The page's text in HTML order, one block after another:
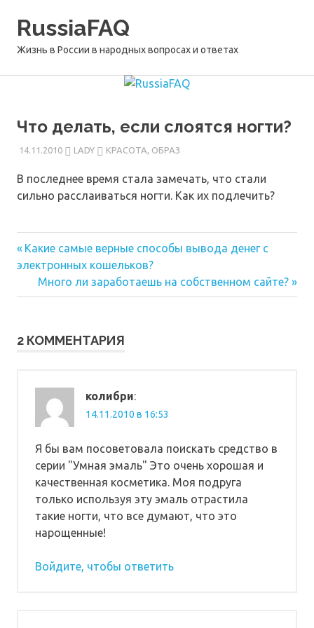
RussiaFAQ
Жизнь в России в народных вопросах и ответах
Что делать, если слоятся ногти?
14.11.2010 LADY КРАСОТА, ОБРАЗ
В последнее время стала замечать, что стали
сильно расслаиваться ногти. Как их подлечить?
Навигация
записям
Предыдущая
запись:
Какие самые верные способы вывода денег с
электронных кошельков?
Следующая
запись:
Много ли заработаешь на собственном сайте?
2 КОММЕНТАРИЯ
колибри:
14.11.2010 в 16:53
Я бы вам посоветовала поискать средство в
серии "Умная эмаль" Это очень хорошая и
качественная косметика. Моя подруга
только используя эту эмаль отрастила
такие ногти, что все думают, что это
нарощенные!
Войдите, чтобы ответить